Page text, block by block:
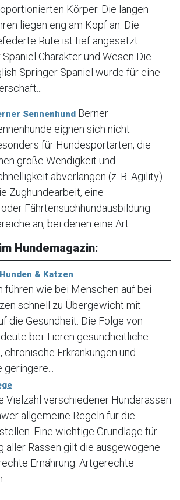
Körper. Die langen
liegen eng am Kopf an. Die
Rute ist tief angesetzt.
Charakter und Wesen Die
Springer Spaniel wurde für eine
Sennenhund Berner
eignen sich nicht
für Hundesportarten, die
große Wendigkeit und
abverlangen (z. B. Agility).
Zughundearbeit, eine
Fährtensuchhundausbildung
an, bei denen eine Art...
Hundemagazin:
& Katzen
führen wie bei Menschen auf bei
schnell zu Übergewicht mit
die Gesundheit. Die Folge von
bei Tieren gesundheitliche
Erkrankungen und
Vielzahl verschiedener Hunderassen
allgemeine Regeln für die
Eine wichtige Grundlage für
aller Rassen gilt die ausgewogene
Ernährung. Artgerechte